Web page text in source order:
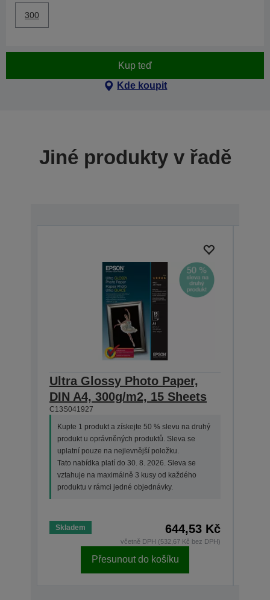
300
Kup teď
Kde koupit
Jiné produkty v řadě
Ultra Glossy Photo Paper,
DIN A4, 300g/m2, 15 Sheets
C13S041927
Kupte 1 produkt a získejte 50 % slevu na druhý
produkt u oprávněných produktů. Sleva se
uplatní pouze na nejlevnější položku.
Tato nabídka platí do 30. 8. 2026. Sleva se
vztahuje na maximálně 3 kusy od každého
produktu v rámci jedné objednávky.
Skladem 644,53 Kč
včetně DPH (532,67 Kč bez DPH)
Přesunout do košíku